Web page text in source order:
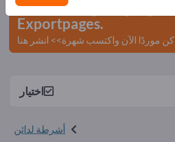
انشر شركتك ومنتجاتك على
Exportpages.
كن موردًا الآن واكتسب شهرة>> انشر هنا
اختيار
أشرطة لدائن